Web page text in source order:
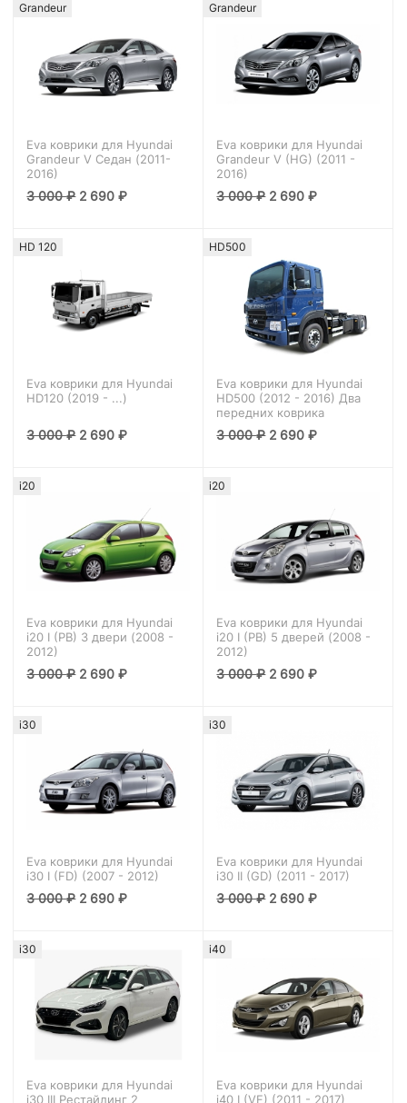
Grandeur
Eva коврики для Hyundai
Grandeur V Седан (2011-
2016)
3 000₽ 2 690₽
Grandeur
Eva коврики для Hyundai
Grandeur V (HG) (2011 -
2016)
3 000₽ 2 690₽
HD 120
Eva коврики для Hyundai
HD120 (2019 - ...)
3 000₽ 2 690₽
HD500
Eva коврики для Hyundai
HD500 (2012 - 2016) Два
передних коврика
3 000₽ 2 690₽
i20
Eva коврики для Hyundai
i20 I (PB) 3 двери (2008 -
2012)
3 000₽ 2 690₽
i20
Eva коврики для Hyundai
i20 I (PB) 5 дверей (2008 -
2012)
3 000₽ 2 690₽
i30
Eva коврики для Hyundai
i30 I (FD) (2007 - 2012)
3 000₽ 2 690₽
i30
Eva коврики для Hyundai
i30 II (GD) (2011 - 2017)
3 000₽ 2 690₽
i30
Eva коврики для Hyundai
i30 III Рестайлинг 2
i40
Eva коврики для Hyundai
i40 I (VF) (2011 - 2017)